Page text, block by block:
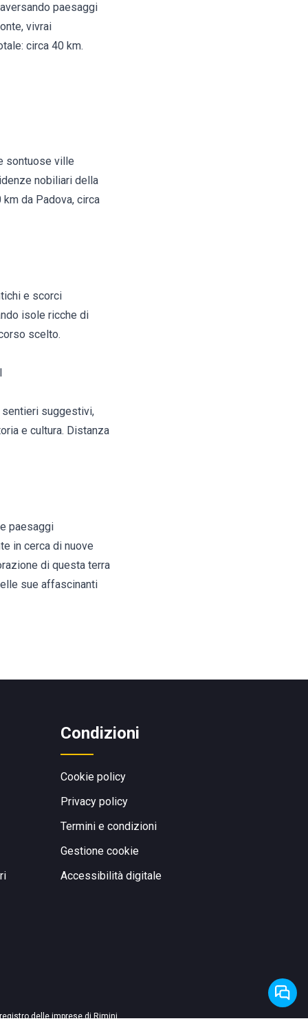
paesaggi
vivrai
circa 40 km.
sontuose ville
nobiliari della
da Padova, circa
e scorci
isole ricche di
scelto.
sentieri suggestivi,
e cultura. Distanza
paesaggi
in cerca di nuove
di questa terra
sue affascinanti
Condizioni
Cookie policy
Privacy policy
Termini e condizioni
Gestione cookie
Accessibilità digitale
delle imprese di Rimini